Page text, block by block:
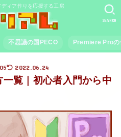
ィア作りを応援する工房
不思議の国PECO Premiere Proの
SEARCH
2022.06.24
覧｜初心者入門から中